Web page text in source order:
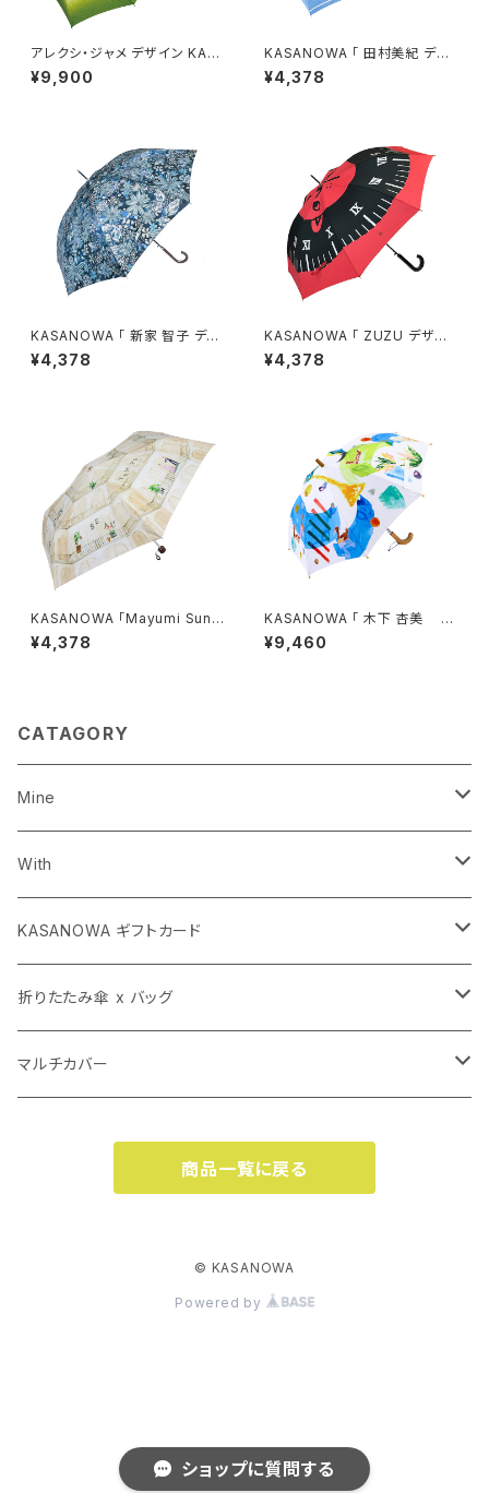
ショップに質問する
アレクシ・ジャメ デザイン KAS
ANOWA-Mine-傘「雨のメリー
ゴーラウンド」
¥9,900
KASANOWA 「 田村美紀 デザ
イン " 湖のほとり " 」
¥4,378
KASANOWA 「 新家 智子 デザ
イン " flower blue " 」
¥4,378
KASANOWA 「 ZUZU デザイ
ン " lion time " 」 ／ 傘 晴雨
兼用
¥4,378
KASANOWA 「Mayumi Sun
デザイン " バベル " 」折りたた
み傘
¥4,378
KASANOWA 「 木下 杏美 デ
ザイン " ハーメルンの笛吹き "
」 Kids傘
¥9,460
CATAGORY
Mine
長傘
子ども傘
折りたたみ傘 x バッグ
マルチカバー（小）
カササコッシュ
With
長傘
折りたたみ傘
透明傘
KASANOWA ギフトカード
KASANOWA GIFT 100
KASANOWA GIFT 50
KASANOWA GIFT 50
折りたたみ傘 x バッグ
カサカバン
マルチカバー
マルチカバー（小）
商品一覧に戻る
© KASANOWA
Powered by